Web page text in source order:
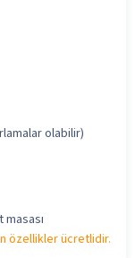
olabilir)
masası
özellikler ücretlidir.